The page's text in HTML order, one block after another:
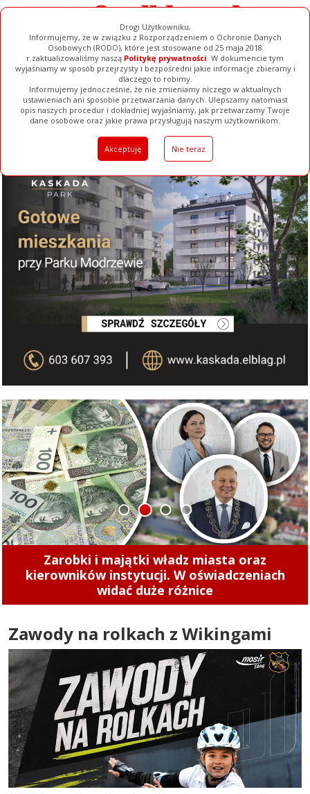
Drogi Użytkowniku,
Informujemy, że w związku z Rozporządzeniem o Ochronie Danych
Osobowych (RODO), które jest stosowane od 25 maja 2018
r.zaktualizowaliśmy naszą Politykę prywatności. W dokumencie tym
wyjaśniamy w sposób przejrzysty i bezpośredni jakie informacje zbieramy i
dlaczego to robimy.
Informujemy jednocześnie, że nie zmieniamy niczego w aktualnych
ustawieniach ani sposobie przetwarzania danych. Ulepszamy natomiast
opis naszych procedur i dokładniej wyjaśniamy, jak przetwarzamy Twoje
dane osobowe oraz jakie prawa przysługują naszym użytkownikom.
Akceptuję Nie teraz
Ogłoszenia Filmy Galerie Baza Firm Pełna Wersja
Tak zarabiają szefowie miejskich spółek.
Zajrzeliśmy do ich oświadczeń majątkowych
1 2 3 4
Zawody na rolkach z Wikingami